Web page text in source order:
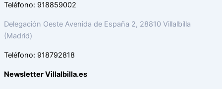
Teléfono: 918859002
Delegación Oeste Avenida de España 2, 28810 Villalbilla
(Madrid)
Teléfono: 918792818
Newsletter Villalbilla.es